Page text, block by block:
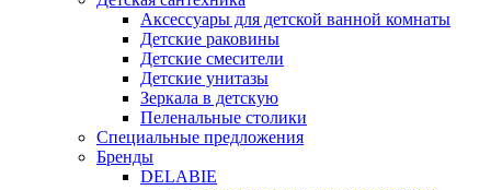
Аксессуары для детской ванной комнаты
Детские раковины
Детские смесители
Детские унитазы
Зеркала в детскую
Пеленальные столики
Специальные предложения
Бренды
DELABIE